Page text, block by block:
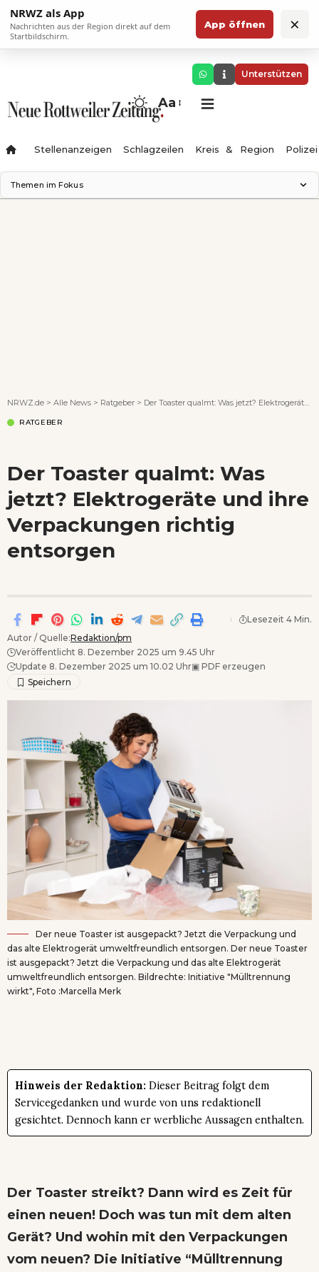
NRWZ als App
Nachrichten aus der Region direkt auf dem
Startbildschirm.
App öffnen ×
Unterstützen
Aa
Stellenanzeigen Schlagzeilen Kreis & Region Polizei
Themen im Fokus
NRWZ.de > Alle News > Ratgeber > Der Toaster qualmt: Was jetzt? Elektrogeräte und ihre Verpackungen richtig entsorgen
RATGEBER
Der Toaster qualmt: Was
jetzt? Elektrogeräte und ihre
Verpackungen richtig
entsorgen
Autor / Quelle:Redaktion/pm
Veröffentlicht 8. Dezember 2025 um 9.45 Uhr
Update 8. Dezember 2025 um 10.02 Uhr▣ PDF erzeugen
Lesezeit 4 Min.
Der neue Toaster ist ausgepackt? Jetzt die Verpackung und
das alte Elektrogerät umweltfreundlich entsorgen. Der neue Toaster
ist ausgepackt? Jetzt die Verpackung und das alte Elektrogerät
umweltfreundlich entsorgen. Bildrechte: Initiative "Mülltrennung
wirkt", Foto :Marcella Merk
Hinweis der Redaktion: Dieser Beitrag folgt dem
Servicegedanken und wurde von uns redaktionell
gesichtet. Dennoch kann er werbliche Aussagen enthalten.
Der Toaster streikt? Dann wird es Zeit für
einen neuen! Doch was tun mit dem alten
Gerät? Und wohin mit den Verpackungen
vom neuen? Die Initiative “Mülltrennung